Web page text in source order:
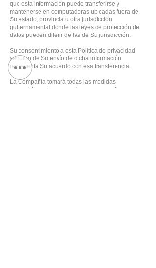
que esta información puede transferirse y
mantenerse en computadoras ubicadas fuera de
Su estado, provincia u otra jurisdicción
gubernamental donde las leyes de protección de
datos pueden diferir de las de Su jurisdicción.
Su consentimiento a esta Política de privacidad
seguido de Su envío de dicha información
representa Su acuerdo con esa transferencia.
La Compañía tomará todas las medidas
razonablemente necesarias para garantizar que